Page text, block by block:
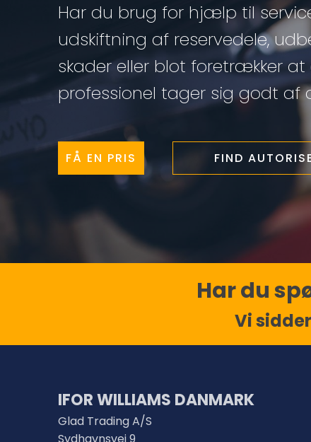
Har du brug for hjælp til
udskiftning af reservedele,
skader eller blot foretrækker at
professionel tager sig godt af
FÅ EN PRIS FIND
Har du
Vi
IFOR WILLIAMS DANMARK
Glad Trading A/S